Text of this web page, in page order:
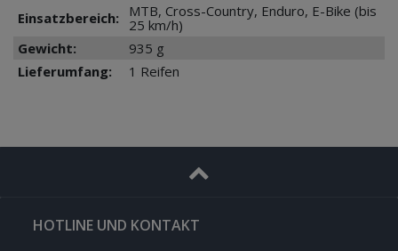
Einsatzbereich:
MTB, Cross-Country, Enduro, E-Bike (bis
25 km/h)
Gewicht:
935 g
Lieferumfang:
1 Reifen
HOTLINE UND KONTAKT